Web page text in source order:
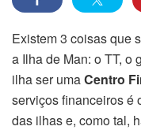
Existem 3 coisas que
a Ilha de Man: o TT, o
ilha ser umaCentro
serviços financeiros é
das ilhas e, como tal,